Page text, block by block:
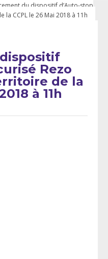
du dispositif d’Auto-stop
la CCPL le 26 Mai 2018 à 11h
Rezo
de la
à 11h